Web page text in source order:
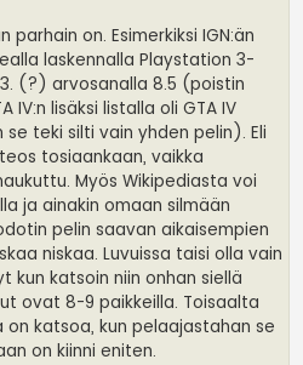
on. Esimerkiksi IGN:än
laskennalla Playstation 3-
(?) arvosanalla 8.5 (poistin
IV:n lisäksi listalla oli GTA IV
se teki silti vain yhden pelin). Eli
tosiaankaan, vaikka
Myös Wikipediasta voi
ja ainakin omaan silmään
pelin saavan aikaisempien
niskaa. Luvuissa taisi olla vain
kun katsoin niin onhan siellä
ovat 8-9 paikkeilla. Toisaalta
katsoa, kun pelaajastahan se
on kiinni eniten.